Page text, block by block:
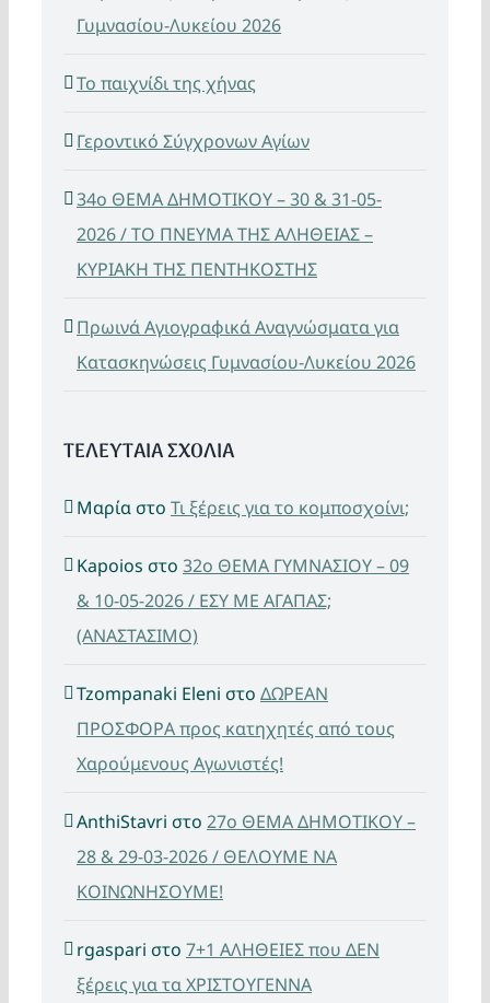
Γυμνασίου-Λυκείου 2026
Το παιχνίδι της χήνας
Γεροντικό Σύγχρονων Αγίων
34ο ΘΕΜΑ ΔΗΜΟΤΙΚΟΥ – 30 & 31-05-
2026 / ΤΟ ΠΝΕΥΜΑ ΤΗΣ ΑΛΗΘΕΙΑΣ –
ΚΥΡΙΑΚΗ ΤΗΣ ΠΕΝΤΗΚΟΣΤΗΣ
Πρωινά Αγιογραφικά Αναγνώσματα για
Κατασκηνώσεις Γυμνασίου-Λυκείου 2026
ΤΕΛΕΥΤΑΙΑ ΣΧΟΛΙΑ
Μαρία στο Τι ξέρεις για το κομποσχοίνι;
Kapoios στο 32ο ΘΕΜΑ ΓΥΜΝΑΣΙΟΥ – 09
& 10-05-2026 / ΕΣΥ ΜΕ ΑΓΑΠΑΣ;
(ΑΝΑΣΤΑΣΙΜΟ)
Tzompanaki Eleni στο ΔΩΡΕΑΝ
ΠΡΟΣΦΟΡΑ προς κατηχητές από τους
Χαρούμενους Αγωνιστές!
AnthiStavri στο 27ο ΘΕΜΑ ΔΗΜΟΤΙΚΟΥ –
28 & 29-03-2026 / ΘΕΛΟΥΜΕ ΝΑ
ΚΟΙΝΩΝΗΣΟΥΜΕ!
rgaspari στο 7+1 ΑΛΗΘΕΙΕΣ που ΔΕΝ
ξέρεις για τα ΧΡΙΣΤΟΥΓΕΝΝΑ